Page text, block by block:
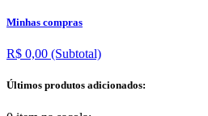
Minhas compras
R$ 0,00 (Subtotal)
Últimos produtos adicionados: